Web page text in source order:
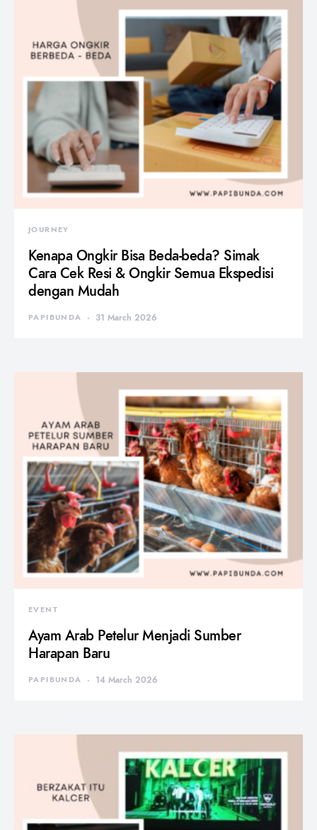
JOURNEY
Kenapa Ongkir Bisa Beda-beda? Simak
Cara Cek Resi & Ongkir Semua Ekspedisi
dengan Mudah
PAPIBUNDA 31 March 2026
EVENT
Ayam Arab Petelur Menjadi Sumber
Harapan Baru
PAPIBUNDA 14 March 2026